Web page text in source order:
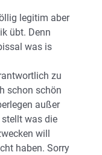
legitim aber
übt. Denn
was is
zu
schon schön
außer
stellt was die
will
haben. Sorry